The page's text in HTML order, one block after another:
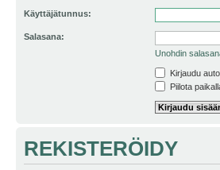
Käyttäjätunnus:
Salasana:
Unohdin
Kirjaudu
Piilota
REKISTERÖIDY